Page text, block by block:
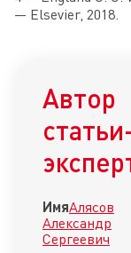
— Elsevier, 2018.
Автор
ИмяАлясов
Александр
Сергеевич